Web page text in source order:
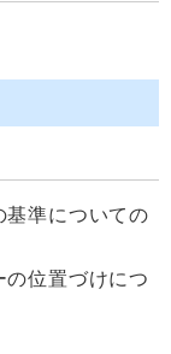
準についての
位置づけにつ